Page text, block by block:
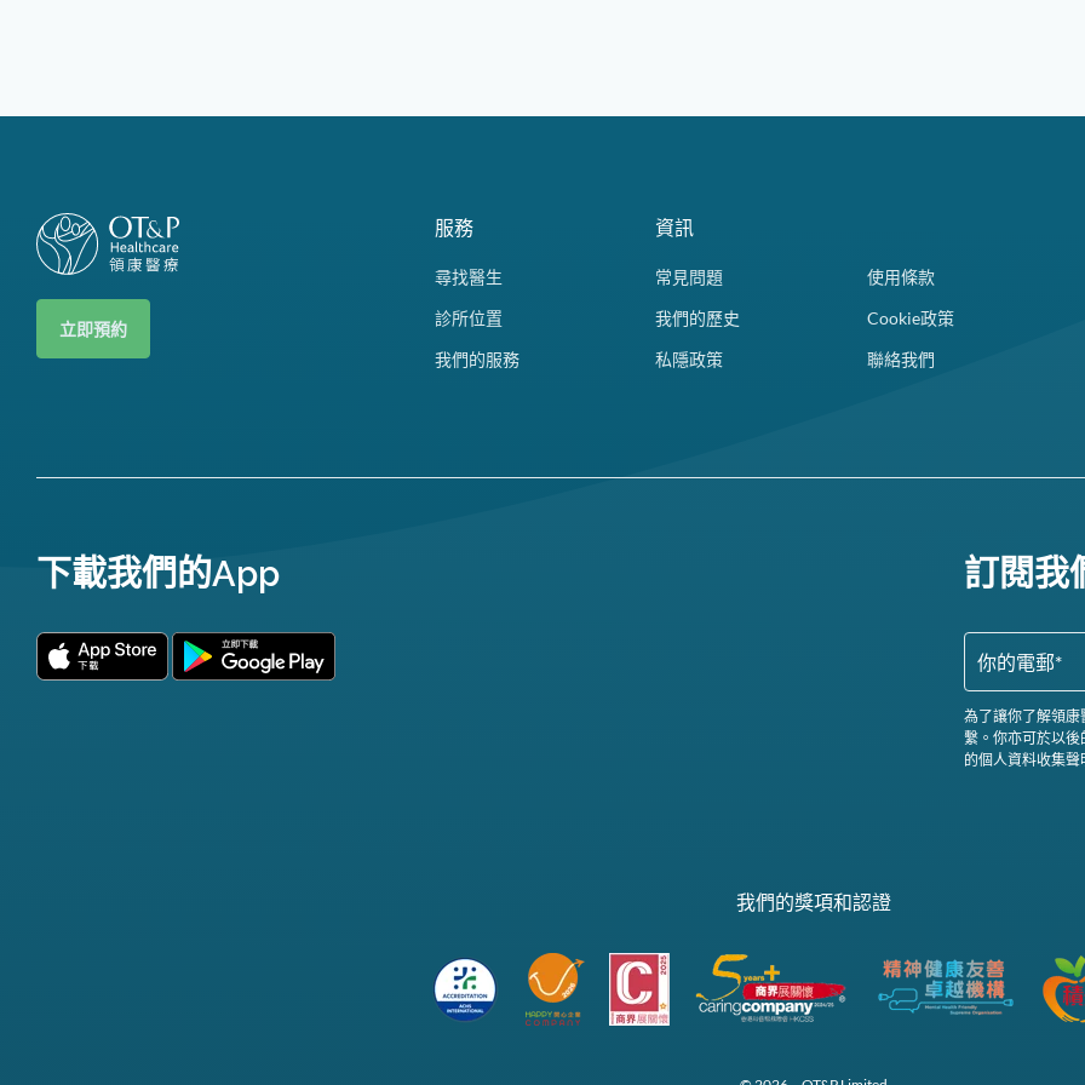
立即預約
服務
尋找醫生
診所位置
我們的服務
資訊
常見問題
我們的歷史
私隱政策
使用條款
Cookie政策
聯絡我們
下載我們的App 訂閱我
為了讓你了解領
繫。你亦可於以
的個人資料收集
我們的獎項和認證